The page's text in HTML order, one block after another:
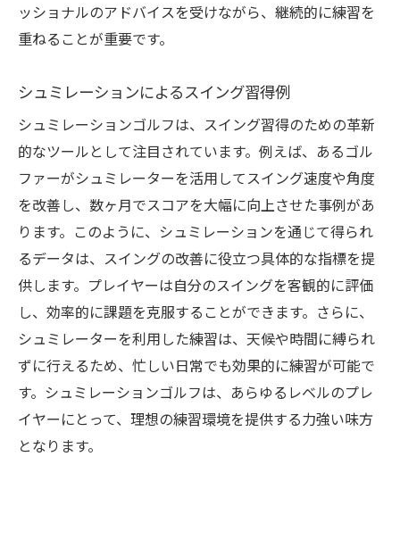
ッショナルのアドバイスを受けながら、継続的に練習を
重ねることが重要です。
シュミレーションによるスイング習得例
シュミレーションゴルフは、スイング習得のための革新
的なツールとして注目されています。例えば、あるゴル
ファーがシュミレーターを活用してスイング速度や角度
を改善し、数ヶ月でスコアを大幅に向上させた事例があ
ります。このように、シュミレーションを通じて得られ
るデータは、スイングの改善に役立つ具体的な指標を提
供します。プレイヤーは自分のスイングを客観的に評価
し、効率的に課題を克服することができます。さらに、
シュミレーターを利用した練習は、天候や時間に縛られ
ずに行えるため、忙しい日常でも効果的に練習が可能で
す。シュミレーションゴルフは、あらゆるレベルのプレ
イヤーにとって、理想の練習環境を提供する力強い味方
となります。